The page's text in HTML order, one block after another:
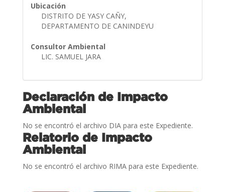
Ubicación
DISTRITO DE YASY CAÑY,
DEPARTAMENTO DE CANINDEYU
Consultor Ambiental
LIC. SAMUEL JARA
Declaración de Impacto
Ambiental
No se encontró el archivo DIA para este Expediente.
Relatorio de Impacto
Ambiental
No se encontró el archivo RIMA para este Expediente.